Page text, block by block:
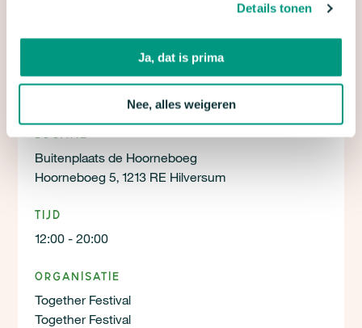
Details tonen
Ja, dat is prima
Nee, alles weigeren
Locatie
Buitenplaats de Hoorneboeg
Hoorneboeg 5, 1213 RE Hilversum
Tijd
12:00 - 20:00
Organisatie
Together Festival
Together Festival